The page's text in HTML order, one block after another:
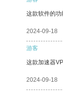
这款软件的功
2024-09-18
游客
这款加速器
2024-09-18